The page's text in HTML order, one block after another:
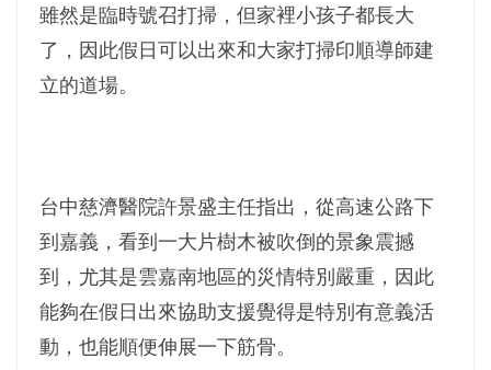
雖然是臨時號召打掃，但家裡小孩子都長大
了，因此假日可以出來和大家打掃印順導師建
立的道場。
台中慈濟醫院許景盛主任指出，從高速公路下
到嘉義，看到一大片樹木被吹倒的景象震撼
到，尤其是雲嘉南地區的災情特別嚴重，因此
能夠在假日出來協助支援覺得是特別有意義活
動，也能順便伸展一下筋骨。